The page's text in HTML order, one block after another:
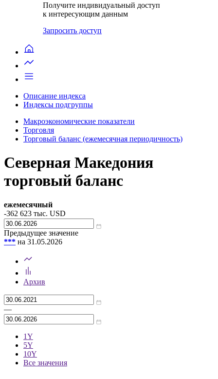
Получите индивидуальный доступ
к интересующим данным
Запросить доступ
Описание индекса
Индексы подгруппы
Макроэкономические показатели
Торговля
Торговый баланс (ежемесячная периодичность)
Северная Македония
торговый баланс
ежемесячный
-362 623 тыс. USD
Предыдущее значение
*** на 31.05.2026
Архив
—
1Y
5Y
10Y
Все значения